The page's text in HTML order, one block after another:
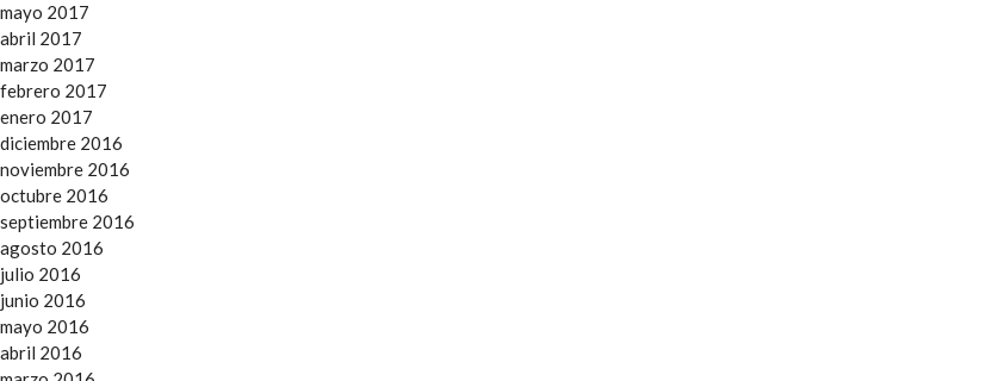
mayo 2017
abril 2017
marzo 2017
febrero 2017
enero 2017
diciembre 2016
noviembre 2016
octubre 2016
septiembre 2016
agosto 2016
julio 2016
junio 2016
mayo 2016
abril 2016